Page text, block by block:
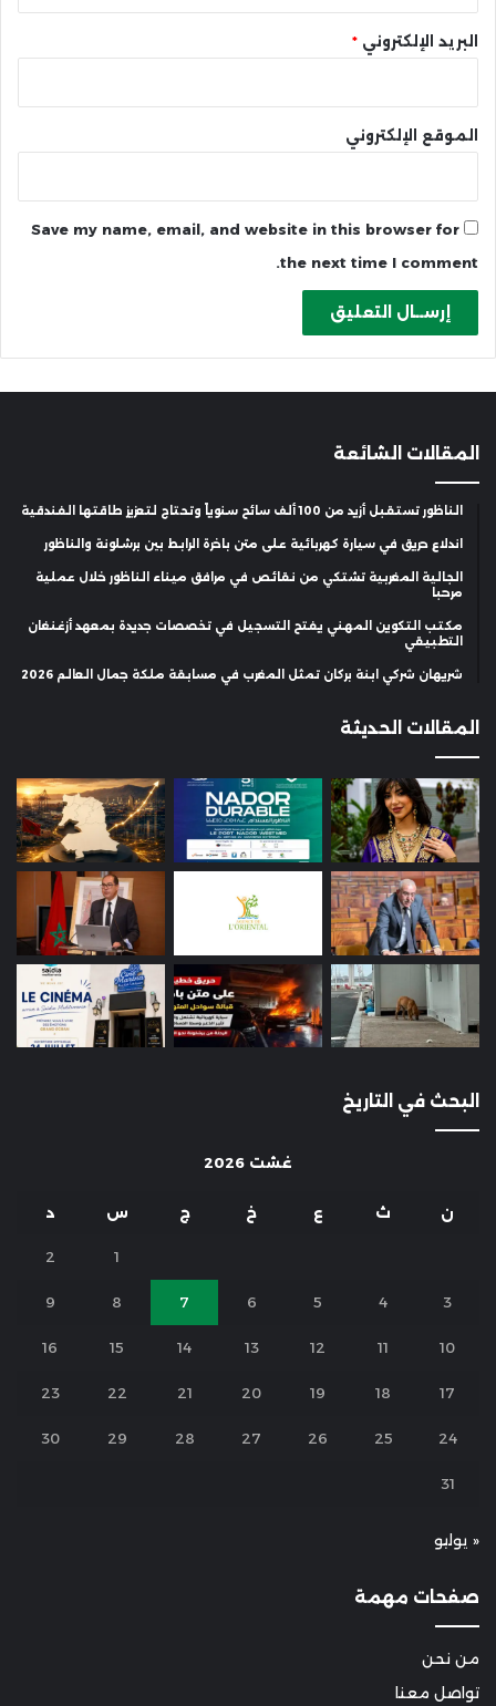
البريد الإلكتروني *
الموقع الإلكتروني
Save my name, email, and website in this browser for
the next time I comment.
المقالات الشائعة
الناظور تستقبل أزيد من 100 ألف سائح سنوياً وتحتاج لتعزيز طاقتها الفندقية
اندلاع حريق في سيارة كهربائية على متن باخرة الرابط بين برشلونة والناظور
الجالية المغربية تشتكي من نقائص في مرافق ميناء الناظور خلال عملية
مرحبا
مكتب التكوين المهني يفتح التسجيل في تخصصات جديدة بمعهد أزغنغان
التطبيقي
شريهان شركي ابنة بركان تمثل المغرب في مسابقة ملكة جمال العالم 2026
المقالات الحديثة
البحث في التاريخ
غشت 2026
ن ث ع خ ج س د
1
2
3
4
5
6
7
8
9
10
11
12
13
14
15
16
17
18
19
20
21
22
23
24
25
26
27
28
29
30
31
« يوليو
صفحات مهمة
من نحن
تواصل معنا